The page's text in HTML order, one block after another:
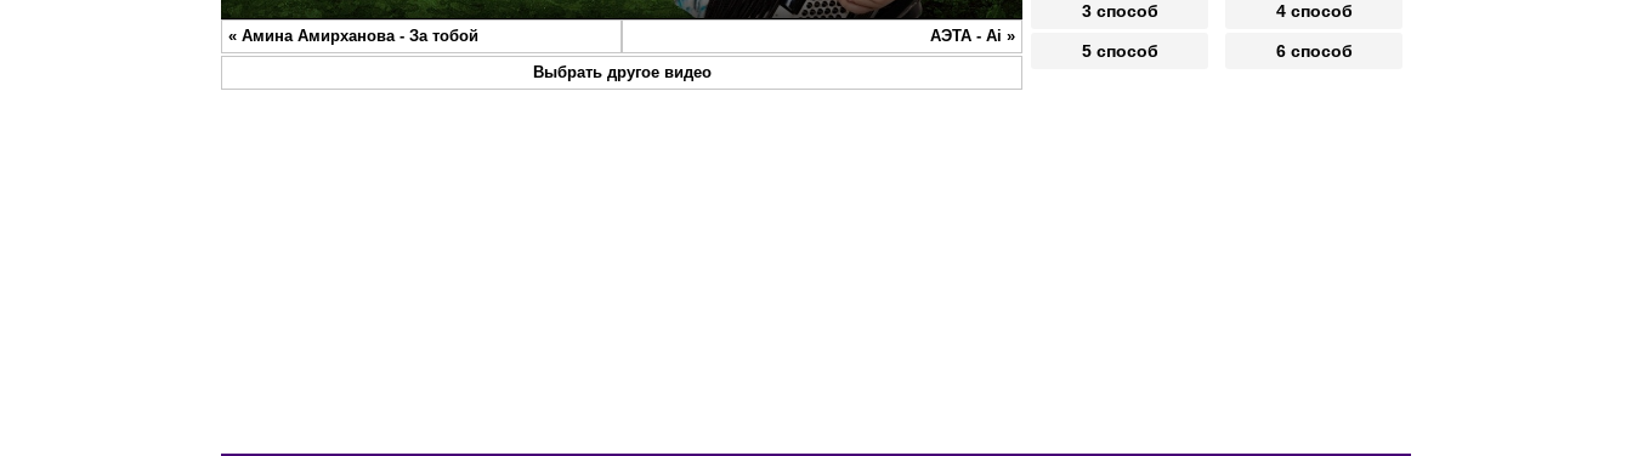
Play Mute Settings
Enter
fullscreen
« Амина Амирханова - За тобой АЭТА - Ai »
Выбрать другое видео
3 способ 4 способ
5 способ 6 способ